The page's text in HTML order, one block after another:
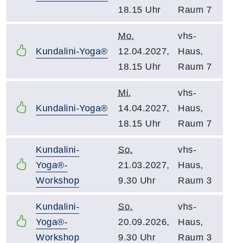
18.15 Uhr
Raum 7
Kundalini-Yoga®
Mo.
12.04.2027,
18.15 Uhr
vhs-
Haus,
Raum 7
Kundalini-Yoga®
Mi.
14.04.2027,
18.15 Uhr
vhs-
Haus,
Raum 7
Kundalini-
Yoga®-
Workshop
So.
21.03.2027,
9.30 Uhr
vhs-
Haus,
Raum 3
Kundalini-
Yoga®-
Workshop
So.
20.09.2026,
9.30 Uhr
vhs-
Haus,
Raum 3